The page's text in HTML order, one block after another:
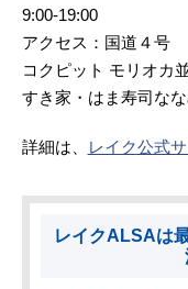
9:00-19:00
アクセス：国道４号
コクピット モリオカ
すき家・はま寿司な
詳細は、 レイク公式
レイクALSAは